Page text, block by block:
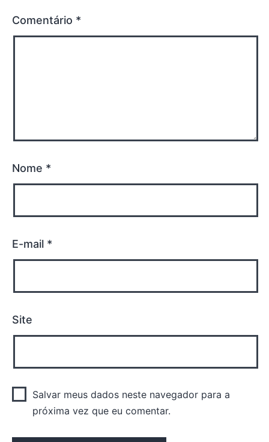
Comentário *
Nome *
E-mail *
Site
Salvar meus dados neste navegador para a
próxima vez que eu comentar.